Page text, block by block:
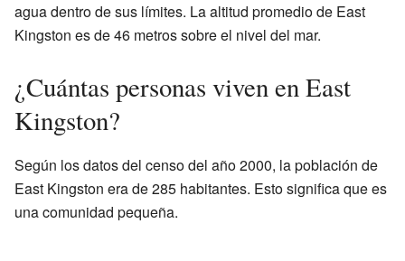
agua dentro de sus límites. La altitud promedio de East
Kingston es de 46 metros sobre el nivel del mar.
¿Cuántas personas viven en East
Kingston?
Según los datos del censo del año 2000, la población de
East Kingston era de 285 habitantes. Esto significa que es
una comunidad pequeña.